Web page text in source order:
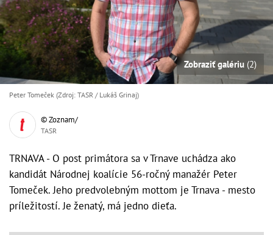
Zobraziť galériu (2)
Peter Tomeček (Zdroj: TASR / Lukáš Grinaj)
© Zoznam/
TASR
TRNAVA - O post primátora sa v Trnave uchádza ako
kandidát Národnej koalície 56-ročný manažér Peter
Tomeček. Jeho predvolebným mottom je Trnava - mesto
príležitostí. Je ženatý, má jedno dieťa.